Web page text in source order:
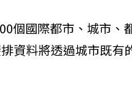
個國際都市、城市、
資料將透過城市既有